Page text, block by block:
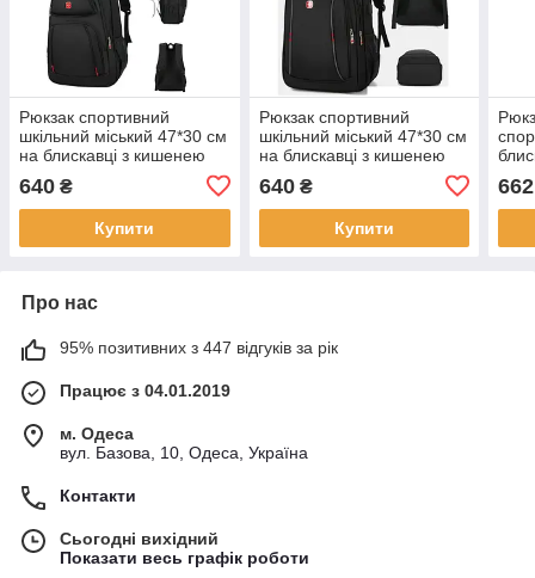
Рюкзак спортивний
шкільний міський 47*30 см
на блискавці з кишенею
640 ₴
Купити
Рюкзак спортивний
шкільний міський 47*30 см
на блискавці з кишенею
640₴
Купити
662
Про нас
95% позитивних з 447 відгуків за рік
Працює з 04.01.2019
м. Одеса
вул. Базова, 10, Одеса, Україна
Контакти
Сьогодні вихідний
Показати весь графік роботи